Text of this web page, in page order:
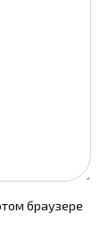
браузере